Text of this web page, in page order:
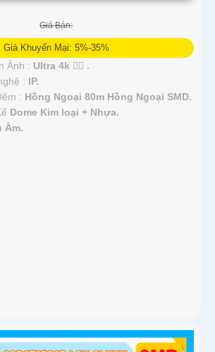
Giá Bán:
Giá Khuyến Mại: 5%-35%
Ảnh : Ultra 4k 👍🏾 .
: IP.
: Hồng Ngoại 80m Hồng Ngoại SMD.
Dome Kim loại + Nhựa.
Âm.